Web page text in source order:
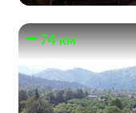
74 км